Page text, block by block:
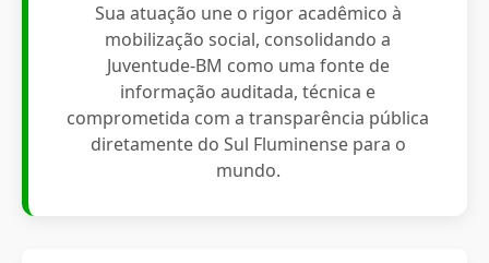
Sua atuação une o rigor acadêmico à
mobilização social, consolidando a
Juventude-BM como uma fonte de
informação auditada, técnica e
comprometida com a transparência pública
diretamente do Sul Fluminense para o
mundo.